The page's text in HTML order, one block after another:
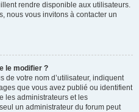
rendre disponible aux utilisateurs.
nous vous invitons à contacter un
le modifier ?
de votre nom d’utilisateur, indiquent
que vous avez publié ou identifient
les administrateurs et les
un administrateur du forum peut